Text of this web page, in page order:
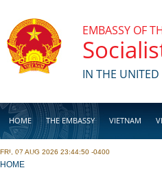
EMBASSY OF
IN THE UNITED
HOME THE EMBASSY VIETNAM
BUSINESS
FRI, 07 AUG 2026 23:44:50 -0400
YOU ARE HERE
HOME